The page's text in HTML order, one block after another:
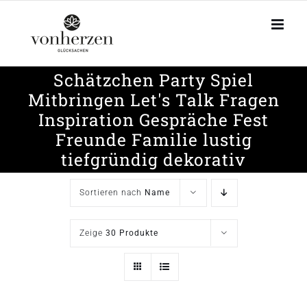
springen
Schätzchen Party Spiel
Mitbringen Let's Talk Fragen
Inspiration Gespräche Fest
Freunde Familie lustig
tiefgründig dekorativ
Sortieren nach Name
Zeige 30 Produkte